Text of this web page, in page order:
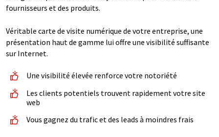
fournisseurs et des produits.
Véritable carte de visite numérique de votre entreprise, une
présentation haut de gamme lui offre une visibilité suffisante
sur Internet.
Une visibilité élevée renforce votre notoriété
Les clients potentiels trouvent rapidement votre site
web
Vous gagnez du trafic et des leads à moindres frais